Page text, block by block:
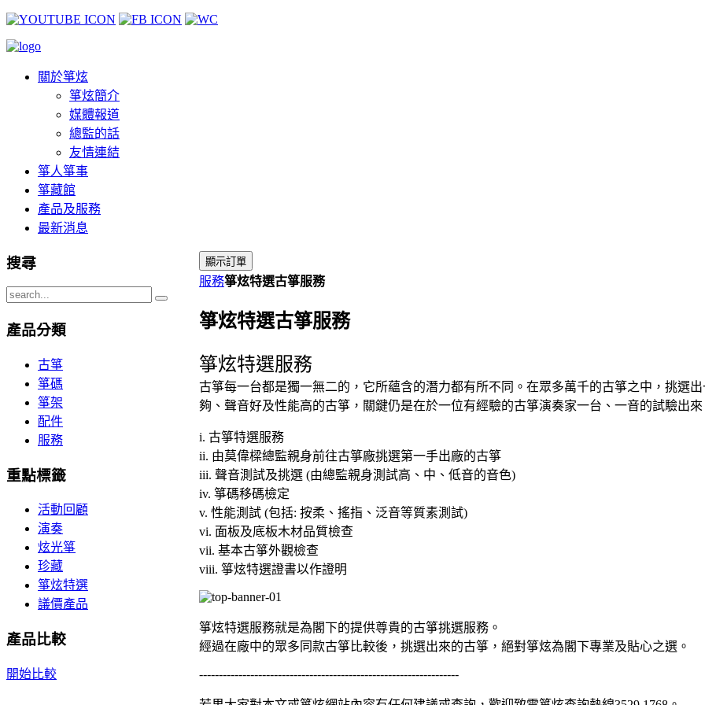
關於箏炫
箏炫簡介
媒體報道
總監的話
友情連結
箏人箏事
箏藏館
產品及服務
最新消息
服務箏炫特選古箏服務
箏炫特選古箏服務
箏炫特選服務
古箏每一台都是獨一無二的，它所蘊含的潛力都有所不同。在眾多萬千的古箏之中，挑選
夠、聲音好及性能高的古箏，關鍵仍是在於一位有經驗的古箏演奏家一台、一音的試驗出來
i. 古箏特選服務
ii. 由莫偉樑總監親身前往古箏廠挑選第一手出廠的古箏
iii. 聲音測試及挑選 (由總監親身測試高、中、低音的音色)
iv. 箏碼移碼檢定
v. 性能測試 (包括: 按柔、搖指、泛音等質素測試)
vi. 面板及底板木材品質檢查
vii. 基本古箏外觀檢查
viii. 箏炫特選證書以作證明
箏炫特選服務就是為閣下的提供尊貴的古箏挑選服務。
經過在廠中的眾多同款古箏比較後，挑選出來的古箏，絕對箏炫為閣下專業及貼心之選。
------------------------------------------------------------------
搜尋
產品分類
古箏
箏碼
箏架
配件
服務
重點標籤
活動回顧
演奏
炫光箏
珍藏
箏炫特選
議價產品
產品比較
開始比較